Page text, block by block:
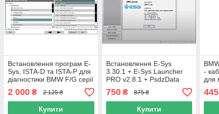
Встановлення програм E-
Sys, ISTA-D та ISTA-P для
діагностики BMW F/G серії
2 000 ₴ 2 125 ₴
Купити
Встановлення E-Sys
3.30.1 + E-Sys Launcher
PRO v2.8.1 + PsdzData
Full / lite для кабеля Enet
або icom
750₴ 875 ₴
Купити
-
для
445